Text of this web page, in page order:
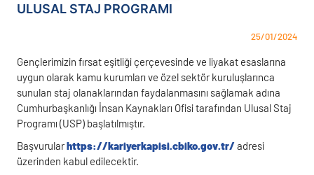
İLETIŞIM
ULUSAL STAJ PROGRAMI
25/01/2024
Gençlerimizin fırsat eşitliği çerçevesinde ve liyakat esaslarına
uygun olarak kamu kurumları ve özel sektör kuruluşlarınca
sunulan staj olanaklarından faydalanmasını sağlamak adına
Cumhurbaşkanlığı İnsan Kaynakları Ofisi tarafından Ulusal Staj
Programı (USP) başlatılmıştır.
Başvurularhttps://kariyerkapisi.cbiko.gov.tr/adresi
üzerinden kabul edilecektir.